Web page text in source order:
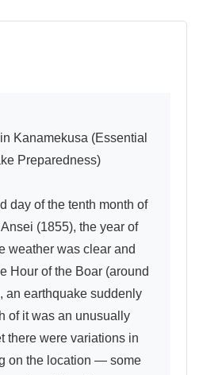
Preparedness)
day of the tenth month of
(1855), the year of
weather was clear and
Hour of the Boar (around
an earthquake suddenly
of it was an unusually
there were variations in
on the location — some